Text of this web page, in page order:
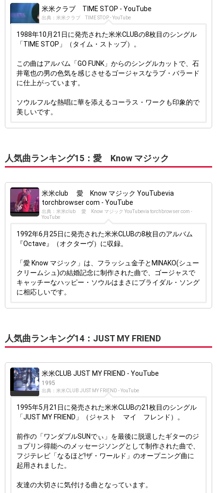
米米クラブ TIME STOP - YouTube
出典：米米クラブ TIME STOP - YouTube
1988年10月21日に発売された米米CLUBの8枚目のシングル
「TIME STOP」（タイム・ストップ）。
この曲はアルバム「GO FUNK」からのシングルカットで、石
井竜也の男の色気を感じさせるゴージャスなラブ・バラード
に仕上がっています。
ソウルフルな熱唱に華を添えるコーラス・ワークも印象的で
美しいです。
人気曲ランキング15：愛 Know マジック
米米club 愛 Know マジック YouTubevia
torchbrowser com - YouTube
出典：米米club 愛 Know マジック YouTubevia torchbrowser com -
YouTube
1992年6月25日に発売された米米CLUBの8枚目のアルバム
『Octave』（オクターヴ）に収録。
「愛 Know マジック」は、フラッシュ金子とMINAKO(シュー
クリームシュ)の結婚記念に制作された曲で、ゴージャスで
キャッチーなハッピー・ソウルはまさにブライダル・ソング
に相応しいです。
人気曲ランキング14：JUST MY FRIEND
米米CLUB JUST MY FRIEND - YouTube
1995
出典：米米CLUB JUST MY FRIEND - YouTube
1995年5月21日に発売された米米CLUBの21枚目のシングル
「JUST MY FRIEND」（ジャスト マイ フレンド）。
前作の「ワンダブルSUNでぃ」を最後に脱退したギターのジ
ョプリン得能へのメッセージソングとして制作された曲で、
フジテレビ「なるほど!ザ・ワールド」のオープニング曲に
起用されました。
友達の大切さに気付ける曲となっています。